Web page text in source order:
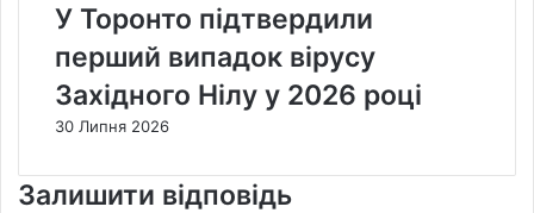
У Торонто підтвердили
перший випадок вірусу
Західного Нілу у 2026 році
30 Липня 2026
Залишити відповідь